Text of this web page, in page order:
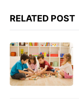
RELATED POST